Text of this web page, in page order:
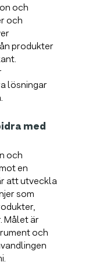
och
och
produkter
lösningar
med
och
en
att utveckla
som
Målet är
och